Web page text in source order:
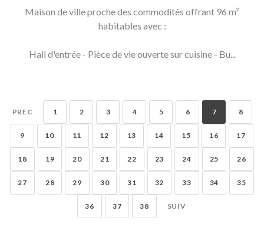
Maison de ville proche des commodités offrant 96 m²
habitables avec :
Hall d'entrée - Pièce de vie ouverte sur cuisine - Bu...
PREC 1 2 3 4 5 6 7 8
9 10 11 12 13 14 15 16 17
18 19 20 21 22 23 24 25 26
27 28 29 30 31 32 33 34 35
36 37 38 SUIV